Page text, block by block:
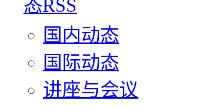
国内动态
国际动态
讲座与会议